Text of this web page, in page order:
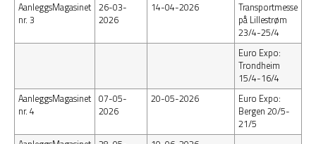
AanleggsMagasinet
nr. 3
26-03-
2026
14-04-2026
Transportmesse
på Lillestrøm
23/4-25/4
Euro Expo:
Trondheim
15/4-16/4
AanleggsMagasinet
nr. 4
07-05-
2026
20-05-2026
Euro Expo:
Bergen 20/5-
21/5